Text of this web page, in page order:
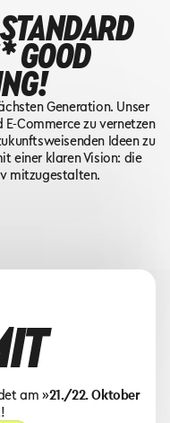
Generation. Unser
Commerce zu vernetzen
Ideen zu
einer klaren Vision: die
mitzugestalten.
am »21./22. Oktober